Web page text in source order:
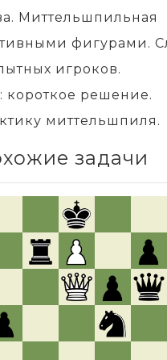
Миттельшпильная
фигурами.
игроков.
короткое решение.
миттельшпиля.
задачи